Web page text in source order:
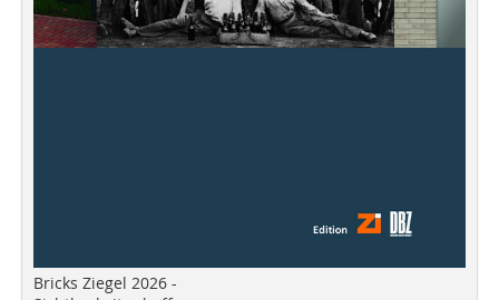
Bricks Ziegel 2026 -